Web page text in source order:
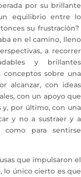
por su brillante
equilibrio entre lo
su frustración?
en el camino, lleno
a recorrer
y brillantes
sobre una
alcanzar, con ideas
con un apoyo que
y, por último, con una
y no a sustraer y a
para sentirse
que impulsaron el
lo único cierto es que